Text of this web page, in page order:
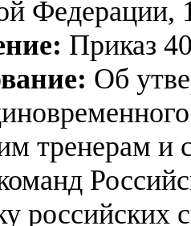
Федерации,
Приказ
Об
тренерам и
российских